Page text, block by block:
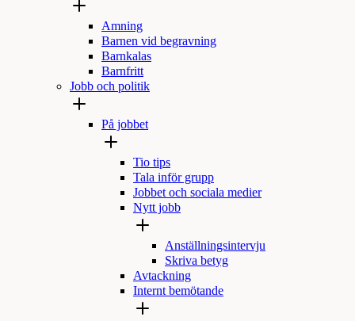
Amning
Barnen vid begravning
Barnkalas
Barnfritt
Jobb och politik
På jobbet
Tio tips
Tala inför grupp
Jobbet och sociala medier
Nytt jobb
Anställningsintervju
Skriva betyg
Avtackning
Internt bemötande